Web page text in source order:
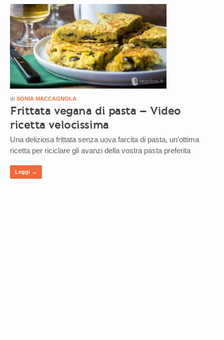
di SONIA MACCAGNOLA
Frittata vegana di pasta – Video
ricetta velocissima
Una deliziosa frittata senza uova farcita di pasta, un’ottima
ricetta per riciclare gli avanzi della vostra pasta preferita
Leggi →